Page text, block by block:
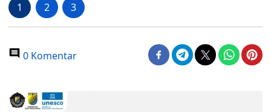
1 2 3
0 Komentar